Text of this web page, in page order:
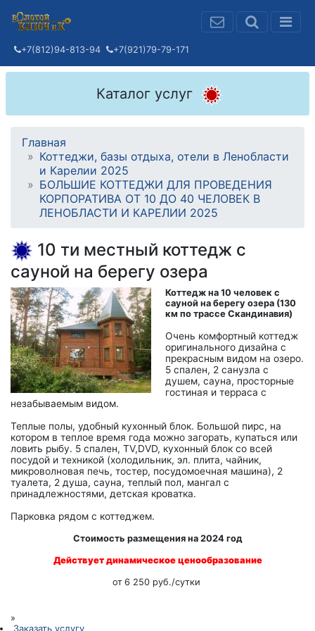
+7(812)94-813-94 +7(921)79-79-171
Каталог услуг
Главная
Коттеджи, базы отдыха, отели в Ленобласти
и Карелии 2025
БОЛЬШИЕ КОТТЕДЖИ ДЛЯ ПРОВЕДЕНИЯ
КОРПОРАТИВА ОТ 10 ДО 40 ЧЕЛОВЕК В
ЛЕНОБЛАСТИ И КАРЕЛИИ 2025
10 ти местный коттедж с
сауной на берегу озера
Коттедж на 10 человек с
сауной на берегу озера (130
км по трассе Скандинавия)
Очень комфортный коттедж
оригинального дизайна с
прекрасным видом на озеро.
5 спален, 2 санузла с
душем, сауна, просторные
гостиная и терраса с
незабываемым видом.
Теплые полы, удобный кухонный блок. Большой пирс, на
котором в теплое время года можно загорать, купаться или
ловить рыбу. 5 спален, TV,DVD, кухонный блок со всей
посудой и техникой (холодильник, эл. плита, чайник,
микроволновая печь, тостер, посудомоечная машина), 2
туалета, 2 душа, сауна, теплый пол, мангал с
принадлежностями, детская кроватка.
Парковка рядом с коттеджем.
Стоимость размещения на 2024 год
Действует динамическое ценообразование
от 6 250 руб./сутки
»
Заказать услугу